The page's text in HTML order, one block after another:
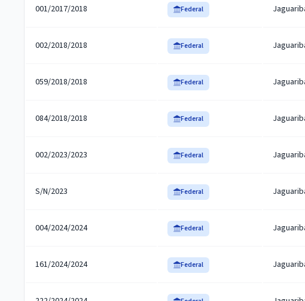
001/2017/2018 Federal
002/2018/2018 Federal
059/2018/2018 Federal
084/2018/2018 Federal
002/2023/2023 Federal
S/N/2023 Federal
004/2024/2024 Federal
161/2024/2024 Federal